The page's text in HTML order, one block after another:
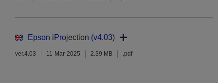
Epson iProjection (v4.03)
ver.4.03 11-Mar-2025 2.39 MB .pdf